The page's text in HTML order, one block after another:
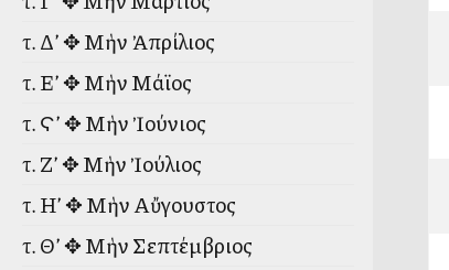
τ. Δ’ ✥ Μὴν Ἀπρίλιος
τ. Ε’ ✥ Μὴν Μάϊος
τ. Ϛ’ ✥ Μὴν Ἰούνιος
τ. Ζ’ ✥ Μὴν Ἰούλιος
τ. Η’ ✥ Μὴν Αὔγουστος
τ. Θ’ ✥ Μὴν Σεπτέμβριος